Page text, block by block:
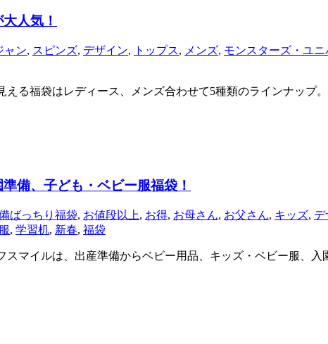
人気！
ャン, スピンズ, デザイン, トップス, メンズ, モンスターズ・ユニ
る福袋はレディース、メンズ合わせて5種類のラインナップ
備、子ども・ベビー服福袋！
ばっちり福袋, お値段以上, お得, お母さん, お父さん, キッズ, デ
, 学習机, 新春, 福袋
マイルは、出産準備からベビー用品、キッズ・ベビー服、